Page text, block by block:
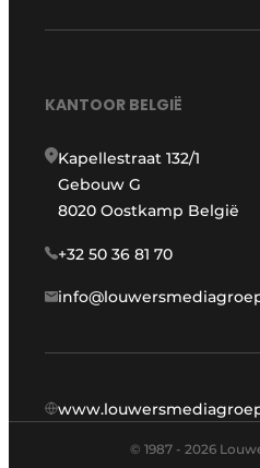
KANTOOR BELGIË
Kapellestraat 132/1
Gebouw G
8020 Oostkamp België
+32 50 36 81 70
© 1987 - 2026